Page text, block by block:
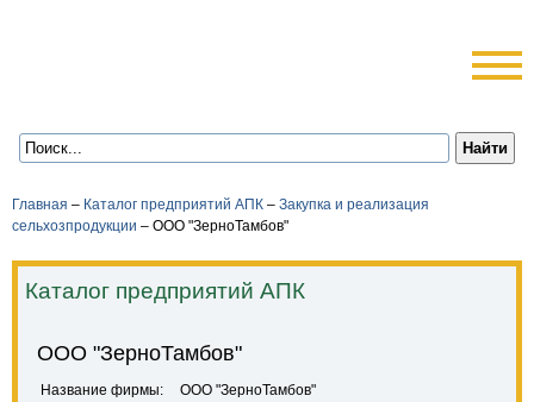
Главная – Каталог предприятий АПК – Закупка и реализация
сельхозпродукции – ООО "ЗерноТамбов"
Каталог предприятий АПК
ООО "ЗерноТамбов"
Название фирмы: ООО "ЗерноТамбов"